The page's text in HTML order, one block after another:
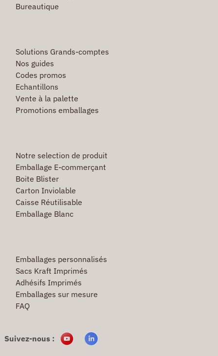
Bureautique
Solutions Grands-comptes
Nos guides
Codes promos
Echantillons
Vente à la palette
Promotions emballages
Notre selection de produit
Emballage E-commerçant
Boite Blister
Carton Inviolable
Caisse Réutilisable
Emballage Blanc
Emballages personnalisés
Sacs Kraft Imprimés
Adhésifs Imprimés
Emballages sur mesure
FAQ
Suivez-nous :